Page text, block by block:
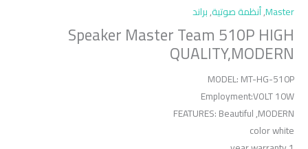
Master
,أنظمة صوتية,براند
Speaker Master Team 510P HIGH
QUALITY,MODERN
MODEL: MT-HG-510P
Employment:VOLT 10W
FEATURES: Beautiful ,MODERN
color white